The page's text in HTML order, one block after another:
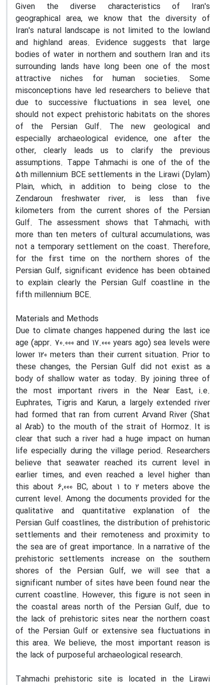
Given the diverse characteristics of Iran's
geographical area, we know that the diversity of
Iran's natural landscape is not limited to the lowland
and highland areas. Evidence suggests that large
bodies of water in northern and southern Iran and its
surrounding lands have long been one of the most
attractive niches for human societies. Some
misconceptions have led researchers to believe that
due to successive fluctuations in sea level, one
should not expect prehistoric habitats on the shores
of the Persian Gulf. The new geological and
especially archaeological evidence, one after the
other, clearly leads us to clarify the previous
assumptions. Tappe Tahmachi is one of the of the
5th millennium BCE settlements in the Lirawi (Dylam)
Plain, which, in addition to being close to the
Zendaroun freshwater river, is less than five
kilometers from the current shores of the Persian
Gulf. The assessment shows that Tahmachi, with
more than ten meters of cultural accumulations, was
not a temporary settlement on the coast. Therefore,
for the first time on the northern shores of the
Persian Gulf, significant evidence has been obtained
to explain clearly the Persian Gulf coastline in the
fifth millennium BCE.
Materials and Methods
Due to climate changes happened during the last ice
age (appr. 70.000 and 17.000 years ago) sea levels were
lower 120 meters than their current situation. Prior to
these changes, the Persian Gulf did not exist as a
body of shallow water as today. By joining three of
the most important rivers in the Near East, i.e.
Euphrates, Tigris and Karun, a largely extended river
had formed that ran from current Arvand River (Shat
al Arab) to the mouth of the strait of Hormoz. It is
clear that such a river had a huge impact on human
life especially during the village period. Researchers
believe that seawater reached its current level in
earlier times, and even reached a level higher than
this about 6,000 BC, about 1 to 2 meters above the
current level. Among the documents provided for the
qualitative and quantitative explanation of the
Persian Gulf coastlines, the distribution of prehistoric
settlements and their remoteness and proximity to
the sea are of great importance. In a narrative of the
prehistoric settlements increase on the southern
shores of the Persian Gulf, we will see that a
significant number of sites have been found near the
current coastline. However, this figure is not seen in
the coastal areas north of the Persian Gulf, due to
the lack of prehistoric sites near the northern coast
of the Persian Gulf or extensive sea fluctuations in
this area. We believe, the most important reason is
the lack of purposeful archaeological research.
Tahmachi prehistoric site is located in the Lirawi